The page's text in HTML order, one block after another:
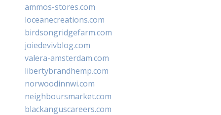
ammos-stores.com
loceanecreations.com
birdsongridgefarm.com
joiedevivblog.com
valera-amsterdam.com
libertybrandhemp.com
norwoodinnwi.com
neighboursmarket.com
blackanguscareers.com